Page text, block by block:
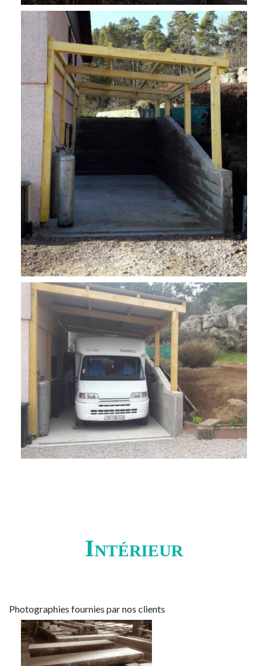
Intérieur
Photographies fournies par nos clients